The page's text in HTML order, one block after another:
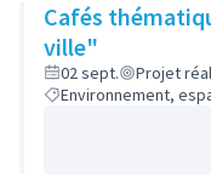
Cafés
ville"
02 sept.
Projet
Environnement,